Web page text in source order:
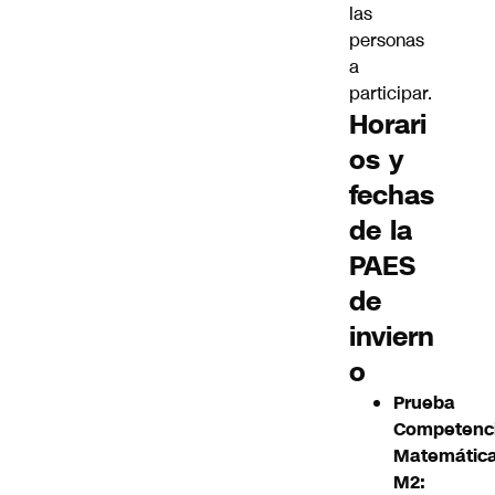
las
personas
a
participar.
Horari
os y
fechas
de la
PAES
de
inviern
o
Prueba
M2: